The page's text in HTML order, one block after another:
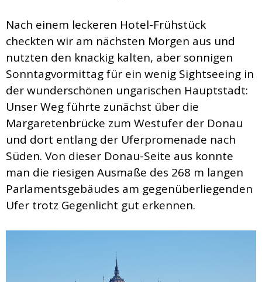
Nach einem leckeren Hotel-Frühstück
checkten wir am nächsten Morgen aus und
nutzten den knackig kalten, aber sonnigen
Sonntagvormittag für ein wenig Sightseeing in
der wunderschönen ungarischen Hauptstadt:
Unser Weg führte zunächst über die
Margaretenbrücke zum Westufer der Donau
und dort entlang der Uferpromenade nach
Süden. Von dieser Donau-Seite aus konnte
man die riesigen Ausmaße des 268 m langen
Parlamentsgebäudes am gegenüberliegenden
Ufer trotz Gegenlicht gut erkennen.